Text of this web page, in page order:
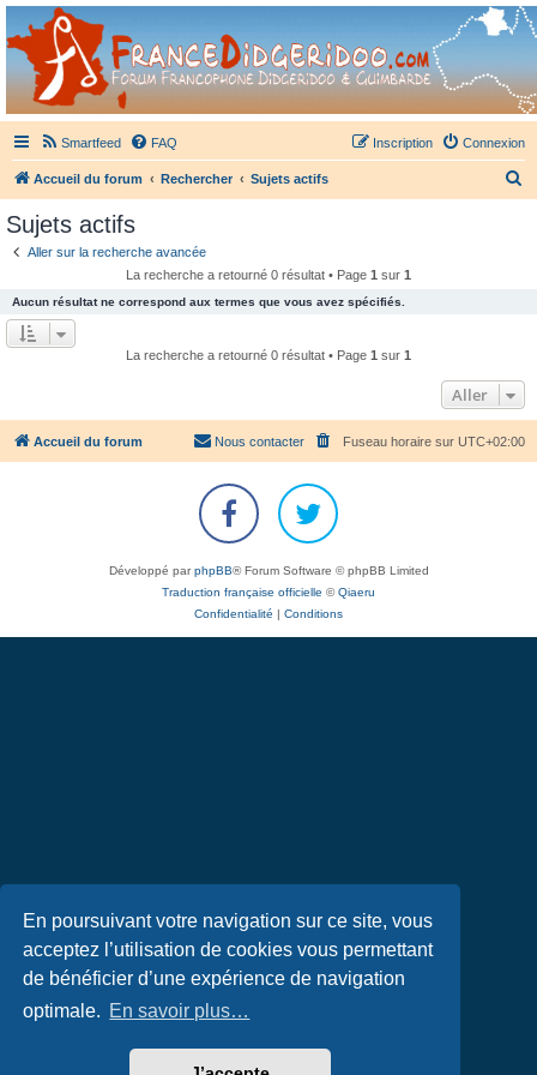
En poursuivant votre navigation sur ce site, vous
acceptez l’utilisation de cookies vous permettant
de bénéficier d’une expérience de navigation
optimale. En savoir plus…
France Didgeridoo
Didgeridoo et Guimbarde sur France Didgeridoo - retrouvez la communauté.
Smartfeed FAQ Connexion
Inscription
Accueil du forum Rechercher Sujets actifs
h
e
r
Sujets actifs
Aller sur la recherche avancée
La recherche a retourné 0 résultat • Page 1 sur 1
Aucun résultat ne correspond aux termes que vous avez spécifiés.
La recherche a retourné 0 résultat • Page 1 sur 1
Aller
Accueil du forum Fuseau horaire sur UTC+02:00
Nous contacter
Développé parphpBB® Forum Software © phpBB Limited
Traduction française officielle ©Qiaeru
Confidentialité | Conditions